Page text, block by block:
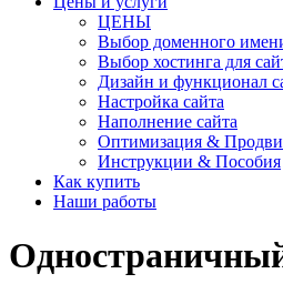
ЦЕНЫ
Выбор доменного
Выбор хостинга для
Дизайн и функционал
Настройка сайта
Наполнение сайта
Оптимизация &
Инструкции & Пособия
Как купить
Наши работы